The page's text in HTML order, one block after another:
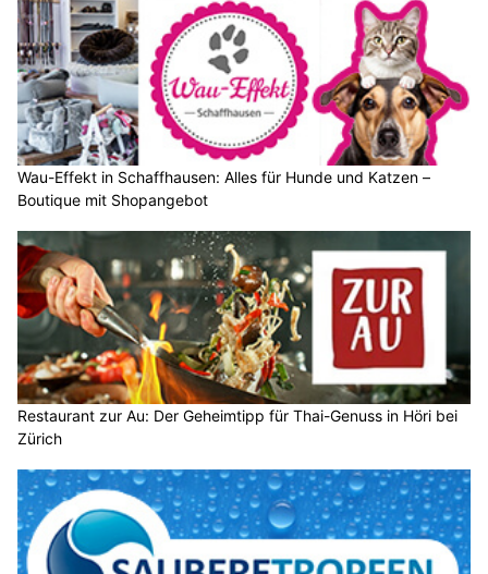
Wau-Effekt in Schaffhausen: Alles für Hunde und Katzen –
Boutique mit Shopangebot
Restaurant zur Au: Der Geheimtipp für Thai-Genuss in Höri bei
Zürich